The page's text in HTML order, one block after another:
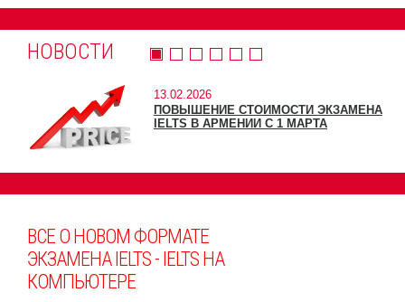
НОВОСТИ
13.02.2026
ПОВЫШЕНИЕ СТОИМОСТИ ЭКЗАМЕНА
IELTS В АРМЕНИИ С 1 МАРТА
ВСЕ О НОВОМ ФОРМАТЕ
ЭКЗАМЕНА IELTS - IELTS НА
КОМПЬЮТЕРЕ